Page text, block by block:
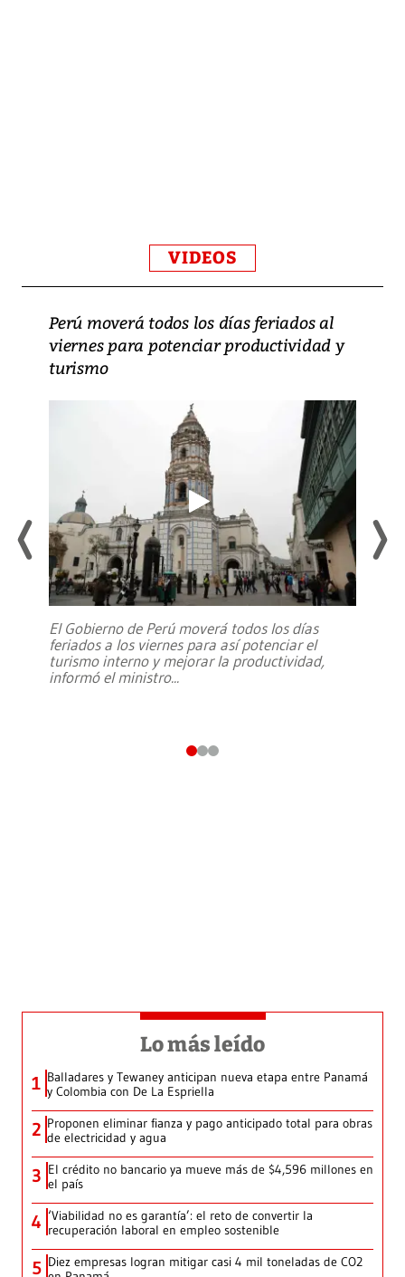
VIDEOS
Perú moverá todos los días feriados al
viernes para potenciar productividad y
turismo
El Gobierno de Perú moverá todos los días
feriados a los viernes para así potenciar el
turismo interno y mejorar la productividad,
informó el ministro...
Lo más leído
1 Balladares y Tewaney anticipan nueva etapa entre Panamá
y Colombia con De La Espriella
2 Proponen eliminar fianza y pago anticipado total para obras
de electricidad y agua
3 El crédito no bancario ya mueve más de $4,596 millones en
el país
4 ‘Viabilidad no es garantía’: el reto de convertir la
recuperación laboral en empleo sostenible
5 Diez empresas logran mitigar casi 4 mil toneladas de CO2